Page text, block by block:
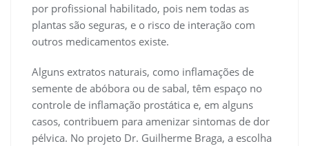
por profissional habilitado, pois nem todas as
plantas são seguras, e o risco de interação com
outros medicamentos existe.
Alguns extratos naturais, como inflamações de
semente de abóbora ou de sabal, têm espaço no
controle de inflamação prostática e, em alguns
casos, contribuem para amenizar sintomas de dor
pélvica. No projeto Dr. Guilherme Braga, a escolha